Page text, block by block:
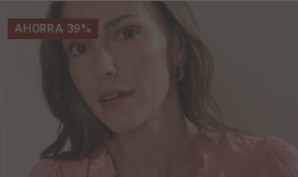
AHORRA 39%